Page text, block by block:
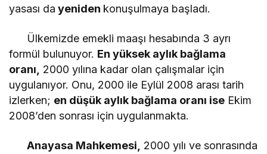
yasası da yeniden konuşulmaya başladı.
Ülkemizde emekli maaşı hesabında 3 ayrı
formül bulunuyor. En yüksek aylık bağlama
oranı,
2000 yılına kadar olan çalışmalar için
uygulanıyor. Onu, 2000 ile Eylül 2008 arası tarih
izlerken; en düşük aylık bağlama oranı ise Ekim
2008’den sonrası için uygulanmakta.
Anayasa Mahkemesi,
2000 yılı ve sonrasında